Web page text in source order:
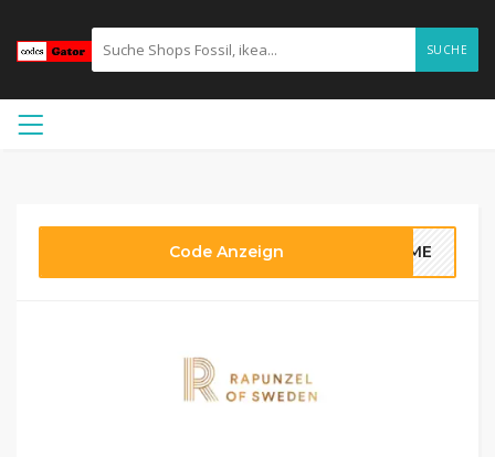
SUCHE
Code Anzeign COME